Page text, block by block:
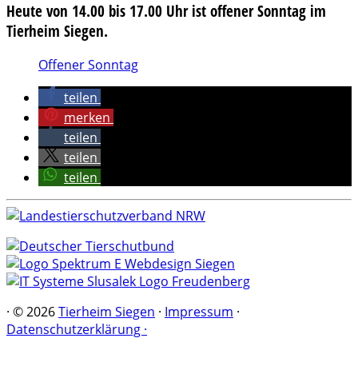
Heute von 14.00 bis 17.00 Uhr ist offener Sonntag im
Tierheim Siegen.
Offener Sonntag
teilen
merken
teilen
teilen
teilen
· © 2026Tierheim Siegen · Impressum ·
Datenschutzerklärung ·